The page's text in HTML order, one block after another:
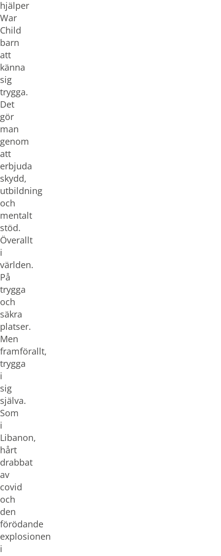
hjälper
War
Child
barn
att
känna
sig
trygga.
Det
gör
man
genom
att
erbjuda
skydd,
utbildning
och
mentalt
stöd.
Överallt
i
världen.
På
trygga
och
säkra
platser.
Men
framförallt,
trygga
i
sig
själva.
Som
i
Libanon,
hårt
drabbat
av
covid
och
den
förödande
explosionen
i